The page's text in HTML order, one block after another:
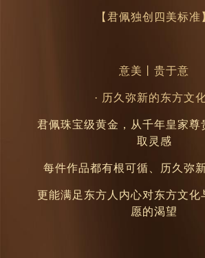
【君佩独创四美标准
意美 贵于意
· 历久弥新的东方文
君佩珠宝级黄金，从千年皇家尊
取灵感
每件作品都有根可循、历久弥
更能满足东方人内心对东方文化
愿的渴望